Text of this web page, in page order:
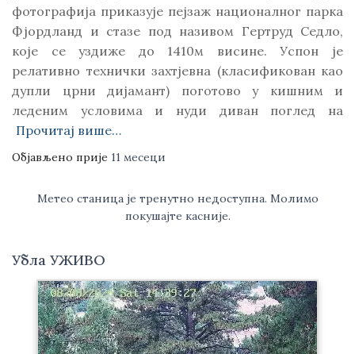
фотографија приказује пејзаж националног парка
Фјордланд и стазе под називом Гертруд Седло,
које се уздиже до 1410м висине. Успон је
релативно технички захтјевна (класификован као
дупли црни дијамант) поготово у кишним и
леденим условима и нуди диван поглед на
Прочитај више…
Објављено прије 11 месеци
Метео станица је тренутно недоступна. Молимо
покушајте касније.
Убла УЖИВО